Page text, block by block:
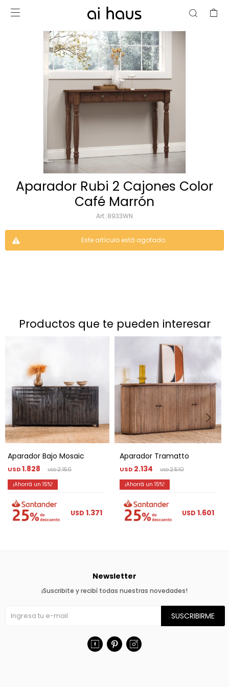

Aparador Rubi 2 Cajones Color
Café Marrón
8933WN
Este artículo está agotado.
productos que te pueden interesar
Aparador Bajo Mosaic
USD1.828 USD2.150
15
USD 1.371
Aparador Tramatto
USD 2.134 USD2.510
15
USD 1.601
Newsletter
¡Suscribite y recibí todas nuestras novedades!
SUSCRIBIRME
  